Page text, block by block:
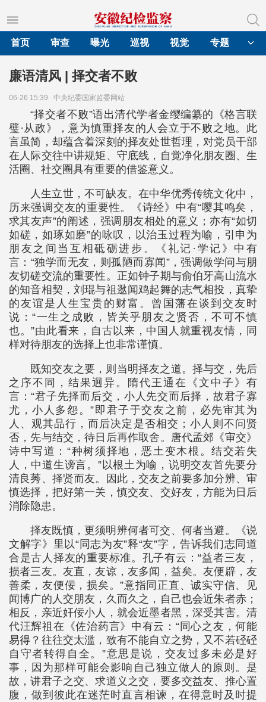
首页
审查 曝光 巡视 视觉 专题
廉语清风 | 择交者不败
06-26 15:39 中央纪委国家监委网站
“择交者不败”语出清代学者金缨编纂的《格言联
璧·从政》，意为慎重择友的人会立于不败之地。此
言虽简，却蕴含着深刻的择友处世哲理，对党员干部
在人际交往中讲规矩、守底线，自觉净化朋友圈、生
活圈、社交圈具有重要的借鉴意义。
人生立世，不可缺友。在中华优秀传统文化中，
历来强调交友的重要性。《诗经》中有“嘤其鸣矣，
求其友声”的阐述，强调朋友相处的意义；亦有“如切
如磋，如琢如磨”的咏叹，以治玉过程为喻，引申为
朋友之间当互相砥砺进步。《礼记·学记》中有
言：“独学而无友，则孤陋而寡闻”，强调做学问与朋
友切磋交流的重要性。正如钟子期与俞伯牙高山流水
的知音相契，刘琨与祖逖闻鸡起舞的志气相投，真挚
的友谊是人生宝贵的财富。曾国藩在谈到交友时
说：“一生之成败，皆关乎朋友之贤否，不可不慎
也。”由此看来，自古以来，中国人就重视友情，同
样对待朋友的选择上也非常谨慎。
既知交友之要，则当明择友之道。择与交，先后
之序不同，结果迥异。隋代王通在《文中子》有
言：“君子先择而后交，小人先交而后择，故君子寡
尤，小人多怨。”即君子于交友之前，必先审其为
人、观其品行，而后决定是否相交；小人则不问贤
否，先与结交，待日后再作取舍。唐代孟郊《审交》
诗中写道：“种树须择地，恶土变木根。结交若失
人，中道生谤言。”以根土为喻，说明交友首先要分
清良莠、择贤而友。因此，交友之前要多加分辨、审
慎选择，把好第一关，慎交友、交好友，方能为日后
消除隐患。
择友既慎，更须明辨何者可交、何者当避。《说
文解字》里以“同志为友”释“友”字，告诉我们志同道
合是古人择友的重要标准。孔子有云：“益者三友，
损者三友。友直，友谅，友多闻，益矣。友便辟，友
善柔，友便佞，损矣。”意指同正直、诚实守信、见
闻博广的人交朋友，久而久之，自己也会近朱者赤；
相反，亲近奸佞小人，就会近墨者黑，深受其害。清
代汪辉祖在《佐治药言》中有云：“同心之友，何能
易得？往往交太滥，致有不能自立之势，又不若硁硁
自守者转得自全。”意思是说，交友过多未必是好
事，因为那样可能会影响自己独立做人的原则。是
故，讲君子之交、求道义之交，要多交益友、推心置
腹，做到彼此在迷茫时直言相谏，在得意时及时提